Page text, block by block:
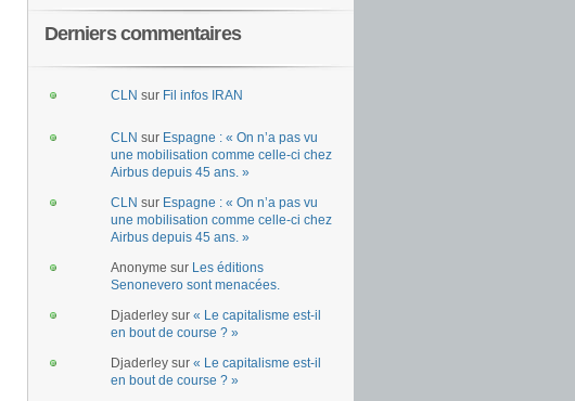
Derniers commentaires
CLN sur Fil infos IRAN
CLN sur Espagne : « On n’a pas vu
une mobilisation comme celle-ci chez
Airbus depuis 45 ans. »
CLN sur Espagne : « On n’a pas vu
une mobilisation comme celle-ci chez
Airbus depuis 45 ans. »
Anonyme sur Les éditions
Senonevero sont menacées.
Djaderley sur « Le capitalisme est-il
en bout de course ? »
Djaderley sur « Le capitalisme est-il
en bout de course ? »